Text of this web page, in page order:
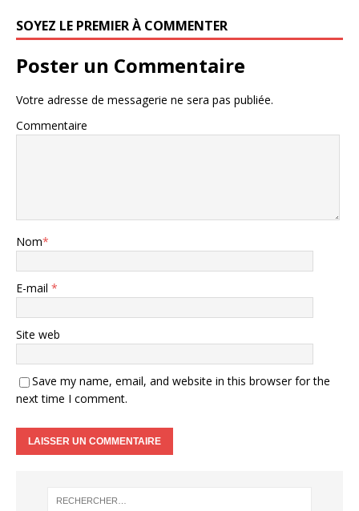
SOYEZ LE PREMIER À COMMENTER
Poster un Commentaire
Votre adresse de messagerie ne sera pas publiée.
Commentaire
Nom*
E-mail *
Site web
Save my name, email, and website in this browser for the
next time I comment.